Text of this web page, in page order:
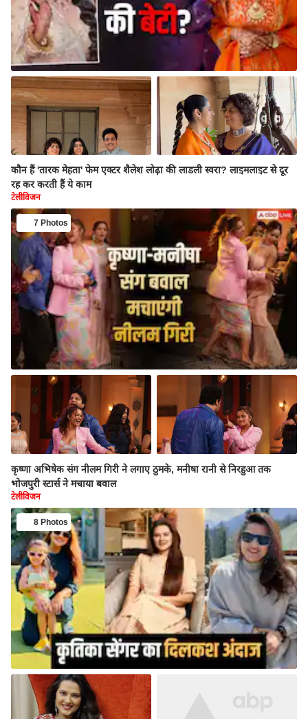
कौन हैं 'तारक मेहता' फेम एक्टर शैलेश लोढ़ा की लाडली स्वरा? लाइमलाइट से दूर
रह कर करती हैं ये काम
टेलीविजन
7 Photos
कृष्णा अभिषेक संग नीलम गिरी ने लगाए ठुमके, मनीषा रानी से निरहुआ तक
भोजपुरी स्टार्स ने मचाया बवाल
टेलीविजन
8 Photos